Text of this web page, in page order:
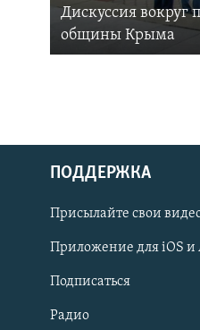
Українською
Qırımtatar
ПРИСОЕДИНЯЙТЕСЬ!
Дискуссия вокруг
общины Крыма
ПОДДЕРЖКА
Присылайте свои
Приложение для iOS
Подписаться
Радио